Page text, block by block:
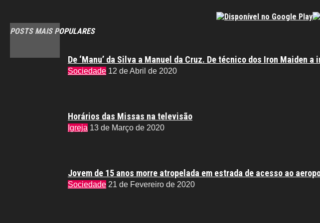
POSTS MAIS POPULARES
De ‘Manu’ da Silva a Manuel da Cruz. De técnico dos Iron Maiden a
Sociedade 12 de Abril de 2020
Horários das Missas na televisão
Igreja 13 de Março de 2020
Jovem de 15 anos morre atropelada em estrada de acesso ao
Sociedade 21 de Fevereiro de 2020